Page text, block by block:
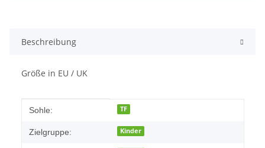
Beschreibung
Größe in EU / UK
Produkteigenschaft
Wert
Sohle: TF
Zielgruppe: Kinder